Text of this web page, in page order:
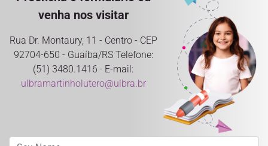
venha nos visitar
Rua Dr. Montaury, 11 - Centro - CEP
92704-650 - Guaíba/RS Telefone:
(51) 3480.1416 · E-mail:
ulbramartinholutero@ulbra.br